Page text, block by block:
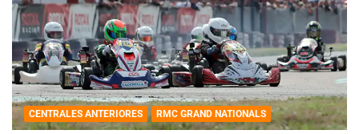
CENTRALES ANTERIORES RMC GRAND NATIONALS